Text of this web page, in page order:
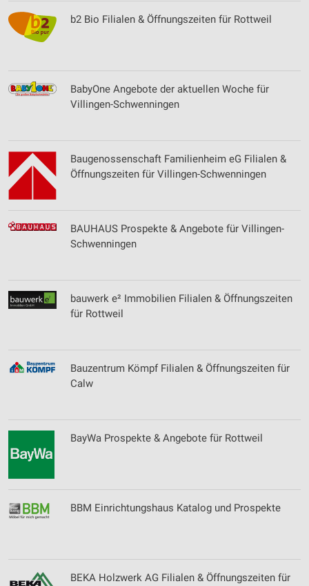
b2 Bio Filialen & Öffnungszeiten für Rottweil
BabyOne Angebote der aktuellen Woche für
Villingen-Schwenningen
Baugenossenschaft Familienheim eG Filialen &
Öffnungszeiten für Villingen-Schwenningen
BAUHAUS Prospekte & Angebote für Villingen-
Schwenningen
bauwerk e² Immobilien Filialen & Öffnungszeiten
für Rottweil
Bauzentrum Kömpf Filialen & Öffnungszeiten für
Calw
BayWa Prospekte & Angebote für Rottweil
BBM Einrichtungshaus Katalog und Prospekte
BEKA Holzwerk AG Filialen & Öffnungszeiten für